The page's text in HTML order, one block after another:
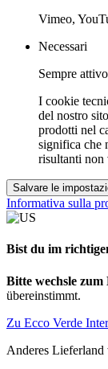
Vimeo,
Necessari
Sempre attivo
I cookie
del nostro
prodotti nel
significa che
risultanti non
Salvare le
Informativa sulla
Bist du im
Bitte wechsle zum
übereinstimmt.
Zu Ecco Verde
Anderes Lieferland